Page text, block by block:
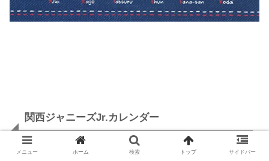
関西ジャニーズJr.カレンダー
メニュー ホーム 検索 トップ サイドバー